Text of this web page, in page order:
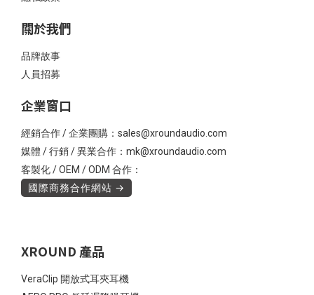
關於我們
品牌故事
人員招募
企業窗口
經銷合作 / 企業團購：sales@xroundaudio.com
媒體 / 行銷 / 異業合作：mk@xroundaudio.com
客製化 / OEM / ODM 合作：
國際商務合作網站 →
XROUND 產品
VeraClip 開放式耳夾耳機